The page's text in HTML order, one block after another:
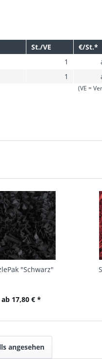
St./VE €/St.*
1
1
(VE =
"Schwarz"
ab 17,80 € *
angesehen